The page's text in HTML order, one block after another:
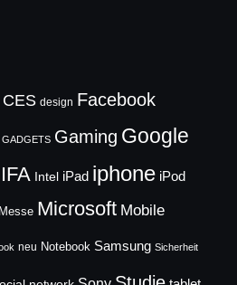
CES design Facebook
GADGETS Gaming Google
IFA Intel iPad iphone iPod
Messe Microsoft Mobile
neu Notebook Samsung Sicherheit